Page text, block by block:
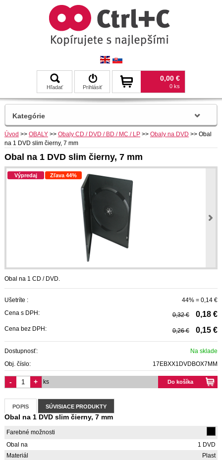
Hľadať Prihlásiť
0,00 €
0 ks
Úvod >> OBALY >> Obaly CD / DVD / BD / MC / LP >> Obaly na DVD >> Obal
na 1 DVD slim čierny, 7 mm
Obal na 1 DVD slim čierny, 7 mm
Výpredaj Zľava 44%
Obal na 1 CD / DVD.
Ušetríte :
44% = 0,14 €
Cena s DPH:
0,32 € 0,18 €
Cena bez DPH: 0,26 € 0,15 €
Dostupnosť:
Na sklade
Obj. číslo:
17EBXX1DVDBOX7MM
Do košíka
- + ks
POPIS SÚVISIACE PRODUKTY
Obal na 1 DVD slim čierny, 7 mm
Farebné možnosti
Obal na
1 DVD
Materiál
Plast
Kategórie